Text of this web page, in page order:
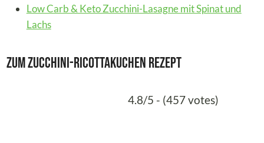
Low Carb & Keto Zucchini-Lasagne mit Spinat und
Lachs
Zum Zucchini-Ricottakuchen Rezept
4.8/5 - (457 votes)